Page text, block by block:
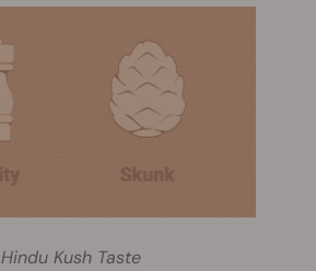
Hindu Kush Taste